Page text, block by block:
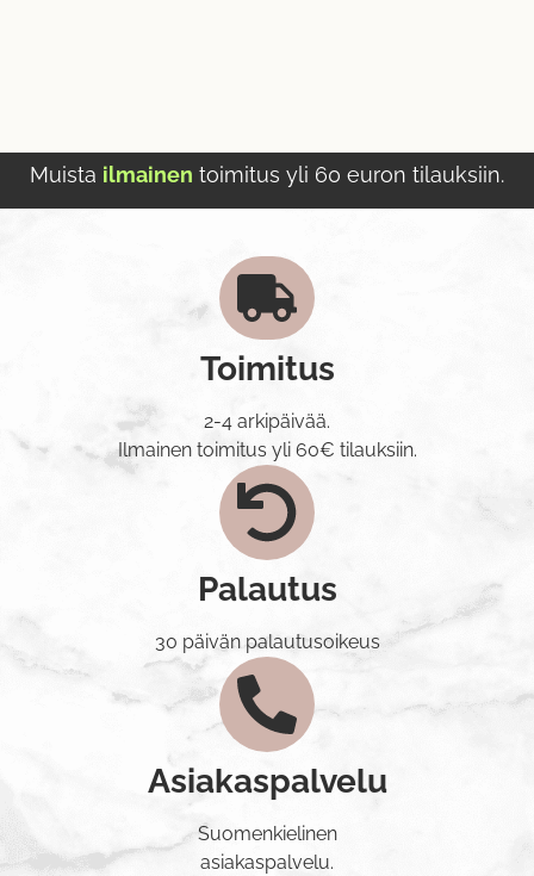
Muista ilmainen toimitus yli 60 euron tilauksiin.
Toimitus
2-4 arkipäivää.
Ilmainen toimitus yli 60€ tilauksiin.
Palautus
30 päivän palautusoikeus
Asiakaspalvelu
Suomenkielinen
asiakaspalvelu.